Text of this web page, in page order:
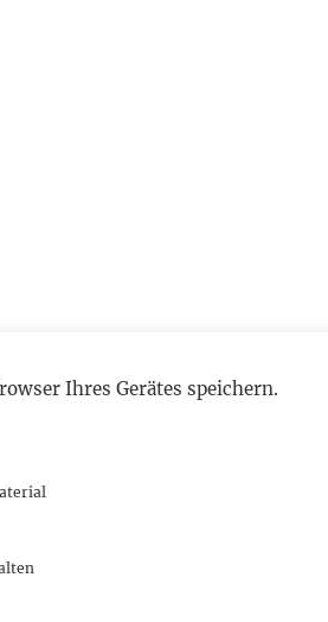
Ihres Gerätes speichern.